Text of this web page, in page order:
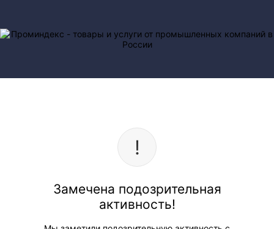
Замечена подозрительная
активность!